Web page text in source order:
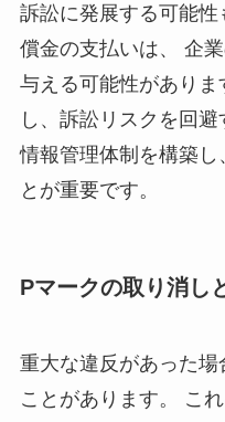
訴訟に発展する可能
償金の支払いは、 企
与える可能性があり
し、訴訟リスクを回
情報管理体制を構築し
とが重要です。
Pマークの取り消し
重大な違反があった
ことがあります。 こ